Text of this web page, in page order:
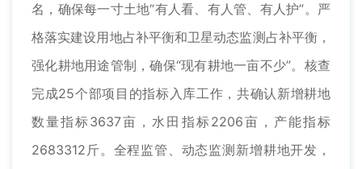
名，确保每一寸土地“有人看、有人管、有人护”。严
格落实建设用地占补平衡和卫星动态监测占补平衡，
强化耕地用途管制，确保“现有耕地一亩不少”。核查
完成25个部项目的指标入库工作，共确认新增耕地
数量指标3637亩，水田指标2206亩，产能指标
2683312斤。全程监管、动态监测新增耕地开发，